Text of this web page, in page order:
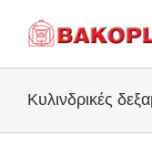
content
Κυλινδρικές